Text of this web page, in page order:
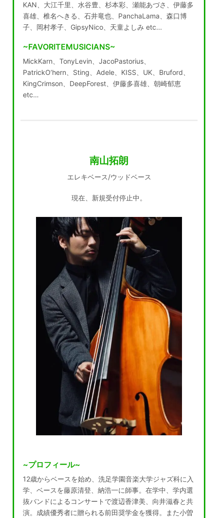
KAN、大江千里、水谷豊、杉本彩、瀬能あづさ、伊藤多
喜雄、椎名へきる、石井竜也、PanchaLama、森口博
子、岡村孝子、GipsyNico、天童よしみ etc...
~FAVORITEMUSICIANS~
MickKarn、TonyLevin、JacoPastorius、
PatrickO’hern、Sting、Adele、KISS、UK、Bruford、
KingCrimson、DeepForest、伊藤多喜雄、朝崎郁恵
etc…
南山拓朗
エレキベース/ウッドベース
現在、新規受付停止中。
~プロフィール~
12歳からベースを始め、洗足学園音楽大学ジャズ科に入
学、ベースを藤原清登、納浩一に師事。在学中、学内選
抜バンドによるコンサートで渡辺香津美、向井滋春と共
演。成績優秀者に贈られる前田奨学金を獲得。また小曽